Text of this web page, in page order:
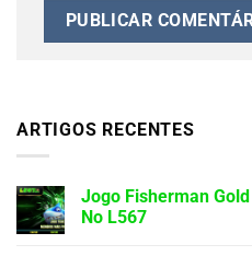
ARTIGOS RECENTES
Jogo Fisherman
No L567